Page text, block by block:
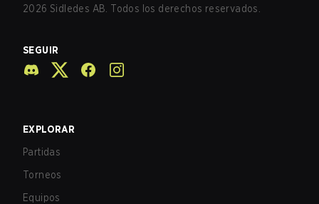
2026 Sidledes AB. Todos los derechos reservados.
SEGUIR
EXPLORAR
Partidas
Torneos
Equipos